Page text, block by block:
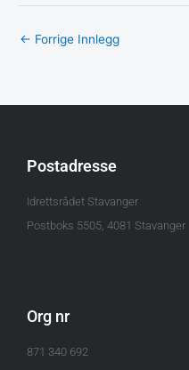
← Forrige Innlegg
Postadresse
Idrettsrådet Stavanger
Postboks 5505, 4081 Stavanger
Org nr
871 340 692